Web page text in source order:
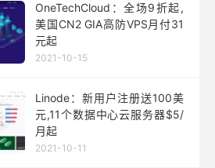
OneTechCloud：全场9折起,
美国CN2 GIA高防VPS月付31
元起
2021-10-15
Linode：新用户注册送100美
元,11个数据中心云服务器$5/
月起
2021-10-11